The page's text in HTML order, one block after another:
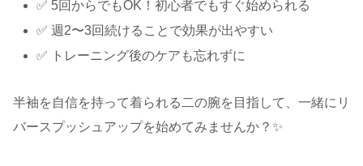
✅ 5回からでもOK！初心者でもすぐ始められる
✅ 週2〜3回続けることで効果が出やすい
✅ トレーニング後のケアも忘れずに
半袖を自信を持って着られる二の腕を目指して、一緒にリ
バースプッシュアップを始めてみませんか？✨